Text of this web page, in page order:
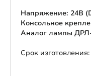
Напряжение: 24В
Консольное
Аналог лампы
Срок изготовления: